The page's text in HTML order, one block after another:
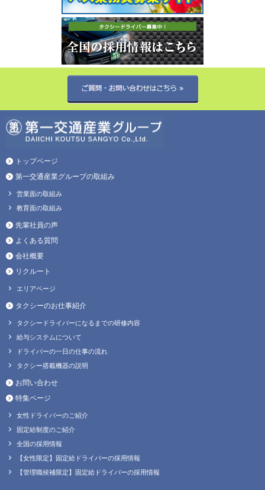
トップページ
第一交通産業グループの取組み
営業面の取組み
教育面の取組み
先輩社員の声
よくある質問
会社概要
リクルート
エリアページ
タクシーのお仕事紹介
タクシードライバーになるまでの研修内容
給与システムについて
ドライバーの一日の仕事の流れ
タクシー搭載機器の説明
お問い合わせ
特集ページ
女性ドライバーのご紹介
固定給制度のご紹介
全国の採用情報
【女性限定】固定給ドライバーの採用情報
【管理職候補限定】固定給ドライバーの採用情報